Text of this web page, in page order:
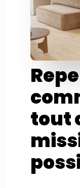
tout